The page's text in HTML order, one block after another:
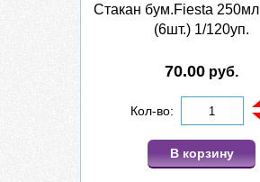
Стакан бум.Fiesta
(6шт.) 1/120уп.
70.00 руб.
Кол-во:
В корзину